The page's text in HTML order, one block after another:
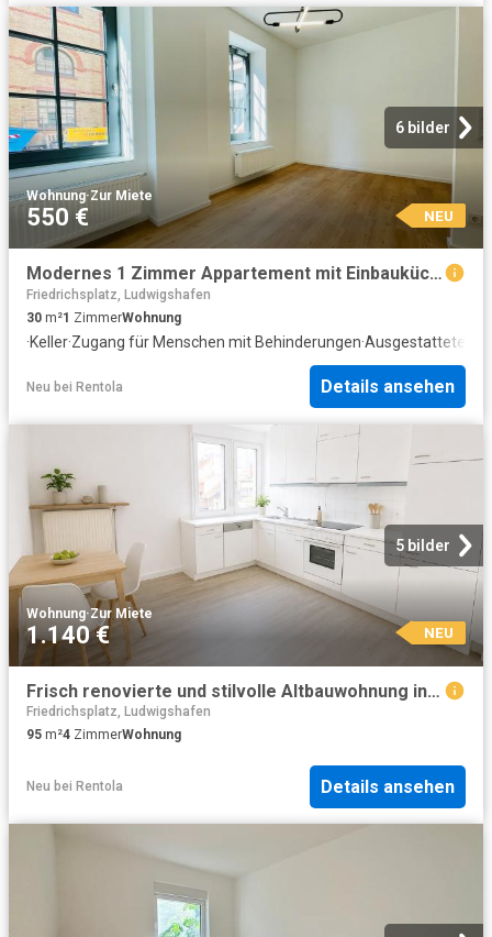
6 bilder
Wohnung·Zur Miete
550 € NEU
Modernes 1 Zimmer Appartement mit Einbauküche nähe MMT Campus und UMM in der Alten Brauerei
Friedrichsplatz, Ludwigshafen
30 m²1 ZimmerWohnung
·Keller·Zugang für Menschen mit Behinderungen·Ausgestattete
Neu bei Rentola Details ansehen
5 bilder
Wohnung·Zur Miete
1.140 € NEU
Frisch renovierte und stilvolle Altbauwohnung in der Mannheimer City!
Friedrichsplatz, Ludwigshafen
95 m²4 ZimmerWohnung
Neu bei Rentola Details ansehen